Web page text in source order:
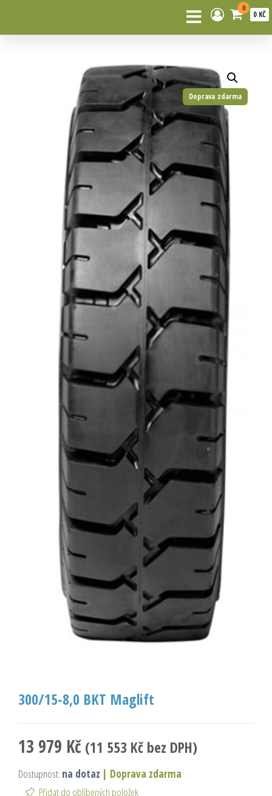
0
0 KČ
Doprava zdarma
300/15-8,0 BKT Maglift
13 979 Kč (11 553 Kč bez DPH)
Dostupnost: na dotaz | Doprava zdarma
Přidat do oblíbených položek